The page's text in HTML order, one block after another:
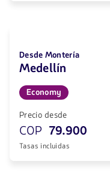
Desde Montería
Medellín
Economy
Precio desde
COP 79.900
Tasas incluidas